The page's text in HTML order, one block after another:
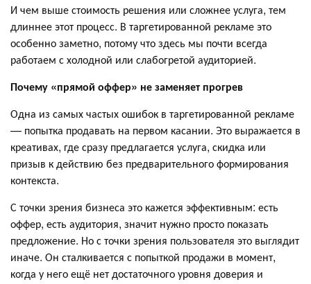
И чем выше стоимость решения или сложнее услуга, тем
длиннее этот процесс. В таргетированной рекламе это
особенно заметно, потому что здесь мы почти всегда
работаем с холодной или слабогретой аудиторией.
Почему «прямой оффер» не заменяет прогрев
Одна из самых частых ошибок в таргетированной рекламе
— попытка продавать на первом касании. Это выражается в
креативах, где сразу предлагается услуга, скидка или
призыв к действию без предварительного формирования
контекста.
С точки зрения бизнеса это кажется эффективным: есть
оффер, есть аудитория, значит нужно просто показать
предложение. Но с точки зрения пользователя это выглядит
иначе. Он сталкивается с попыткой продажи в момент,
когда у него ещё нет достаточного уровня доверия и